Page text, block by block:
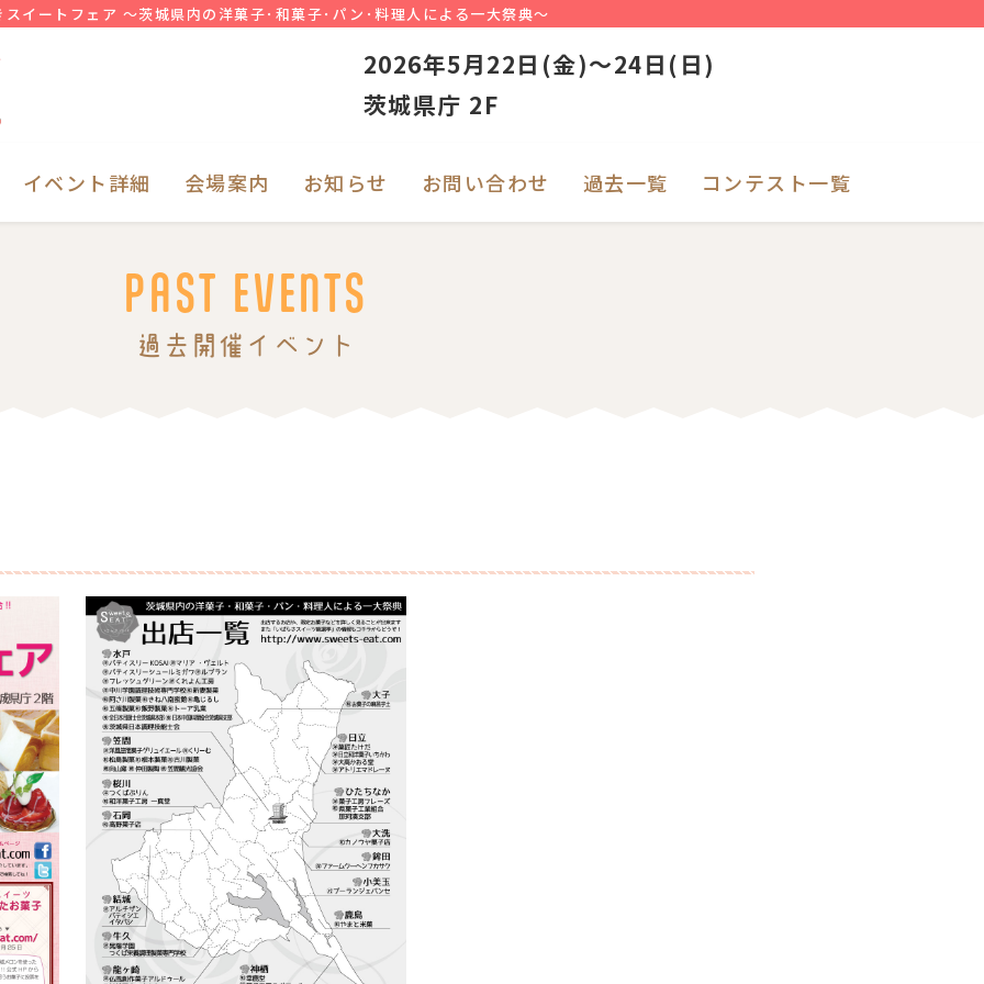
スイートフェア ～茨城県内の洋菓子･和菓子･パン･料理人による一大祭典～
2026年5月22日(金)～24日(日)
茨城県庁 2F
イベント詳細 会場案内 お知らせ お問い合わせ 過去一覧 コンテスト一覧
PAST EVENTS
過去開催イベント